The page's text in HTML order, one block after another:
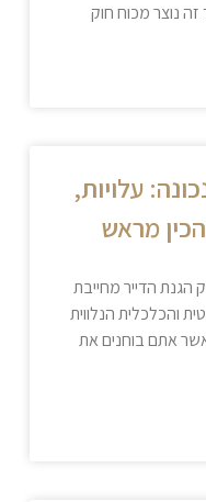
זה נוצר מכוח חוק
עלויות,
מראש
הגנת הדייר מחייבת
והכלכלית הנלווית
אתם בוחנים את